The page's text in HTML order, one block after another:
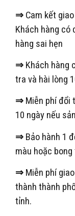
⇒ Cam kết
Khách hàng có
hàng sai hẹn
⇒ Khách hàng
tra và hài lòng
⇒ Miễn phí đổi
10 ngày nếu
⇒ Bảo hành 1
màu hoặc
⇒ Miễn phí
thành thành
tỉnh.